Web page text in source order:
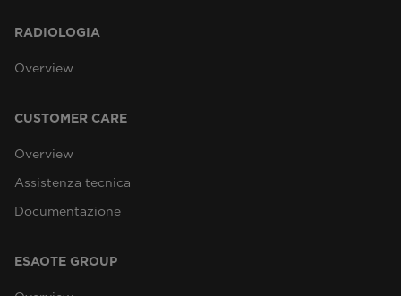
RADIOLOGIA
Overview
CUSTOMER CARE
Overview
Assistenza tecnica
Documentazione
ESAOTE GROUP